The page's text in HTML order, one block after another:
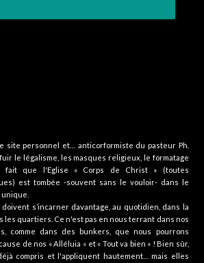
site personnel et… anticorformiste du pasteur Ph.
le légalisme, les masques religieux, le formatage
fait que l'Eglise « Corps de Christ » (toutes
est tombée -souvent sans le vouloir- dans le
s’incarner davantage, au quotidien, dans la
les quartiers. Ce n'est pas en nous terrant dans nos
comme dans des bunkers, que nous pourrons
de nos « Alléluia » et « Tout va bien » ! Bien sûr,
compris et l'appliquent hautement… mais elles